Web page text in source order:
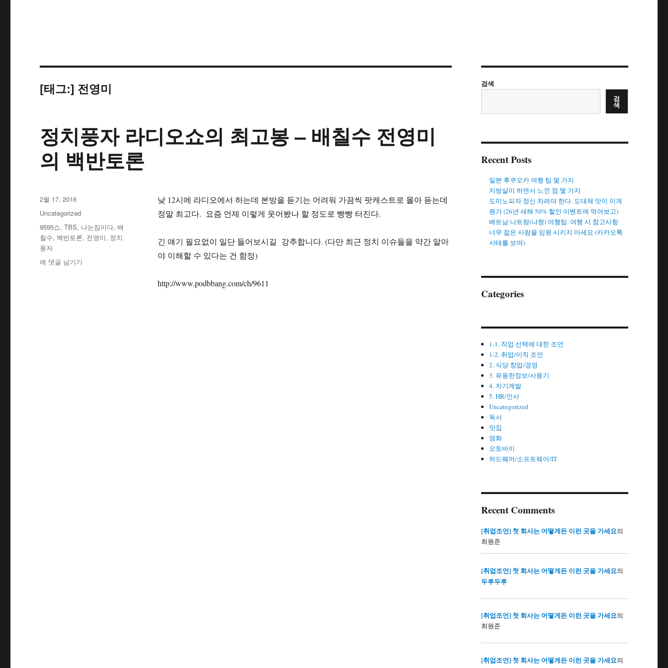
[태그:] 전영미
정치풍자 라디오쇼의 최고봉 – 배칠수 전영미
의 백반토론
낮 12시에 라디오에서 하는데 본방을 듣기는 어려워 가끔씩 팟캐스트로 몰아 듣는데
정말 최고다. 요즘 언제 이렇게 웃어봤나 할 정도로 빵빵 터진다.
긴 얘기 필요없이 일단 들어보시길 강추합니다. (다만 최근 정치 이슈들을 약간 알아
야 이해할 수 있다는 건 함정)
http://www.podbbang.com/ch/9611
작
성
자
2월 17, 2016
카
테
고
리
Uncategorized
태
그
9595쇼,TBS, 나는짐이다,배
칠수, 백반토론, 전영미, 정치
풍자
정
에 댓글 남기기
검색
검
색
Recent Posts
일본 후쿠오카 여행 팁 몇 가지
지방살이 하면서 느낀 점 몇 가지
도미노피자 정신 차려야 한다. 도대체 맛이 이게
뭔가 (26년 새해 50% 할인 이벤트에 먹어보고)
베트남 나트랑(냐짱) 여행팁. 여행 시 참고사항
너무 젊은 사람을 임원 시키지 마세요 (카카오톡
사태를 보며)
Categories
1-1. 직업 선택에 대한 조언
1-2. 취업/이직 조언
2. 식당 창업/경영
3. 유용한정보/사용기
4. 자기계발
5. HR/인사
Uncategorized
독서
맛집
영화
오토바이
하드웨어/소프트웨어/IT
Recent Comments
[취업조언] 첫 회사는 어떻게든 이런 곳을 가세요의
최원준
[취업조언] 첫 회사는 어떻게든 이런 곳을 가세요의
두루두루
[취업조언] 첫 회사는 어떻게든 이런 곳을 가세요의
최원준
[취업조언] 첫 회사는 어떻게든 이런 곳을 가세요의